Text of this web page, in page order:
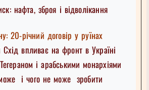
нафта, зброя і відволікання
20-річний договір у руїнах
впливає на фронт в Україні
і арабськими монархіями
і чого не може зробити